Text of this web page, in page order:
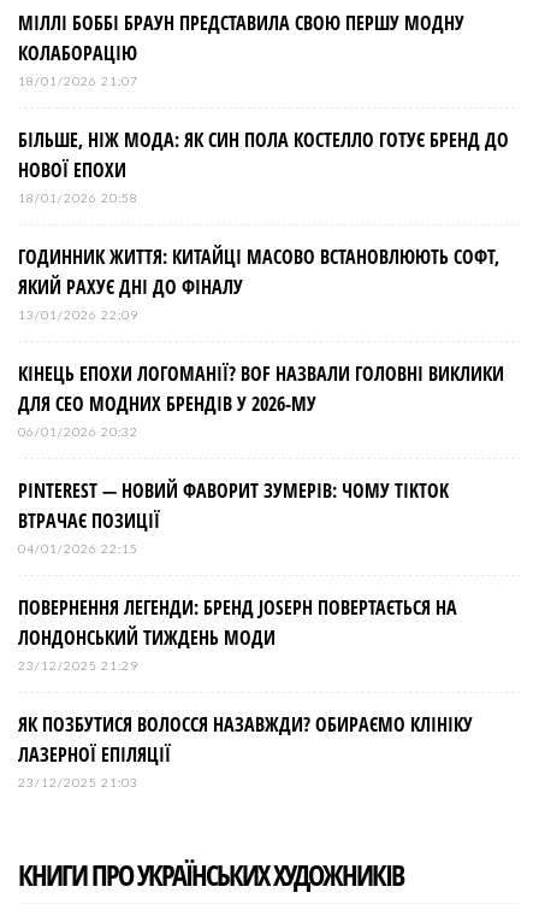
МІЛЛІ БОББІ БРАУН ПРЕДСТАВИЛА СВОЮ ПЕРШУ МОДНУ
КОЛАБОРАЦІЮ
18/01/2026 21:07
БІЛЬШЕ, НІЖ МОДА: ЯК СИН ПОЛА КОСТЕЛЛО ГОТУЄ БРЕНД ДО
НОВОЇ ЕПОХИ
18/01/2026 20:58
ГОДИННИК ЖИТТЯ: КИТАЙЦІ МАСОВО ВСТАНОВЛЮЮТЬ СОФТ,
ЯКИЙ РАХУЄ ДНІ ДО ФІНАЛУ
13/01/2026 22:09
КІНЕЦЬ ЕПОХИ ЛОГОМАНІЇ? BOF НАЗВАЛИ ГОЛОВНІ ВИКЛИКИ
ДЛЯ СЕО МОДНИХ БРЕНДІВ У 2026-МУ
06/01/2026 20:32
PINTEREST — НОВИЙ ФАВОРИТ ЗУМЕРІВ: ЧОМУ TIKTOK
ВТРАЧАЄ ПОЗИЦІЇ
04/01/2026 22:15
ПОВЕРНЕННЯ ЛЕГЕНДИ: БРЕНД JOSEPH ПОВЕРТАЄТЬСЯ НА
ЛОНДОНСЬКИЙ ТИЖДЕНЬ МОДИ
23/12/2025 21:29
ЯК ПОЗБУТИСЯ ВОЛОССЯ НАЗАВЖДИ? ОБИРАЄМО КЛІНІКУ
ЛАЗЕРНОЇ ЕПІЛЯЦІЇ
23/12/2025 21:03
КНИГИ ПРО УКРАЇНСЬКИХ ХУДОЖНИКІВ